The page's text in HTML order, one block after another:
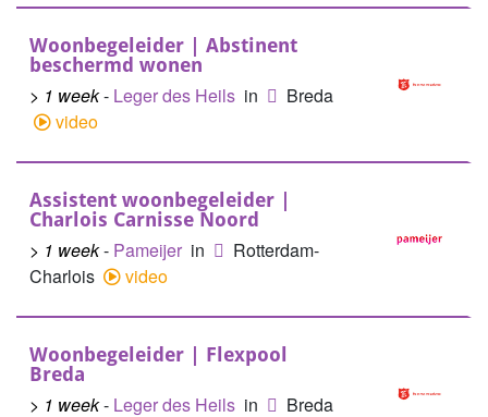
Woonbegeleider | Abstinent
beschermd wonen
> 1 week- Leger des Heils in
Breda
video
Assistent woonbegeleider |
Charlois Carnisse Noord
> 1 week- Pameijer in
Rotterdam-
Charlois
video
Woonbegeleider | Flexpool
Breda
> 1 week- Leger des Heils in
Breda